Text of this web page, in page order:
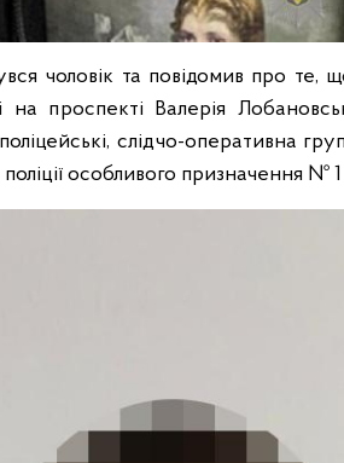
чоловік та повідомив про
на проспекті Валерія
слідчо-оперативна
поліції особливого призначення № 1